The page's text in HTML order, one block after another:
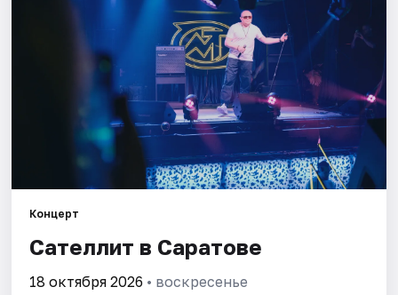
Артисты
Рейтинги
Концерт
Сателлит в Саратове
18 октября 2026 • воскресенье